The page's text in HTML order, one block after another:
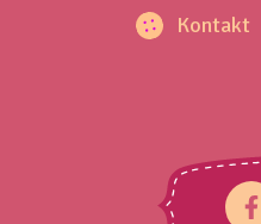
Kontakt